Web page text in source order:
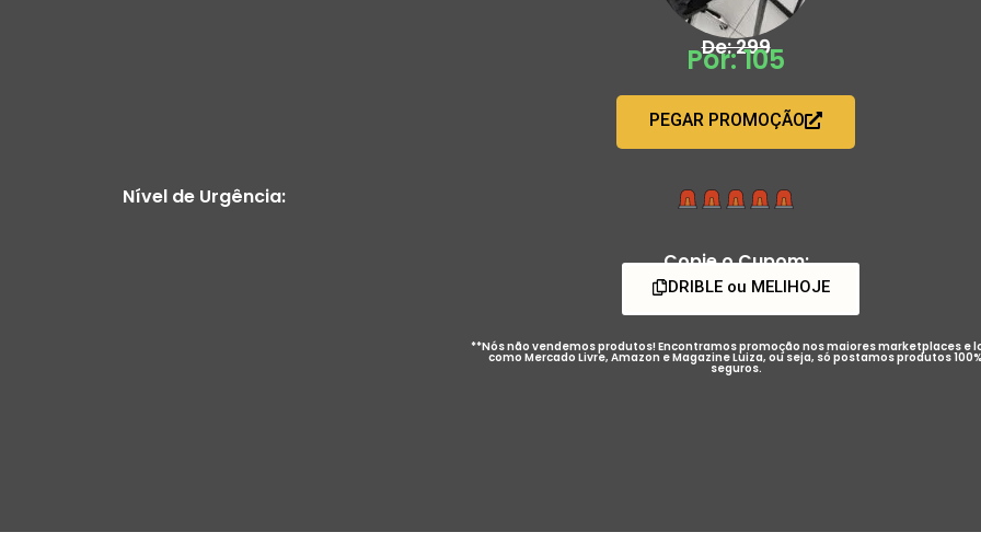
De: 299
Por: 105
PEGAR PROMOÇÃO
Nível de Urgência:
Copie o Cupom:
DRIBLE ou MELIHOJE
**Nós não vendemos produtos! Encontramos promoção nos maiores marketplaces e
como Mercado Livre, Amazon e Magazine Luiza, ou seja, só postamos produtos 100%
seguros.